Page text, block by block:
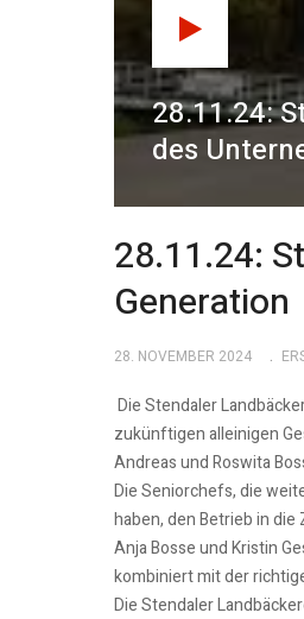
28.11.24:
des
28.11.24:
Generation
28. NOVEMBER 2024
Die Stendaler
zukünftigen alleinigen
Andreas und Roswita
Die Seniorchefs, die
haben, den Betrieb in
Anja Bosse und Kristin
kombiniert mit der
Die Stendaler